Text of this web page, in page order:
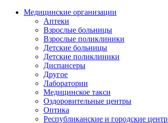
Медицинские организации
Аптеки
Взрослые больницы
Взрослые поликлиники
Детские больницы
Детские поликлиники
Диспансеры
Другое
Лаборатории
Медицинское такси
Оздоровительные центры
Оптика
Республиканские и городские